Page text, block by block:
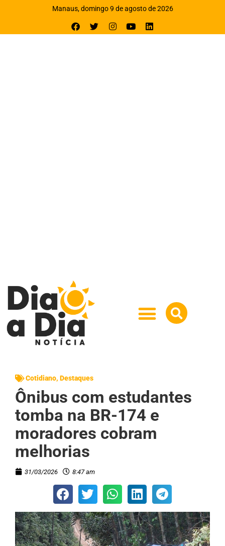
Manaus, domingo 9 de agosto de 2026
Cotidiano, Destaques
Ônibus com estudantes
tomba na BR-174 e
moradores cobram
melhorias
31/03/2026 8:47 am